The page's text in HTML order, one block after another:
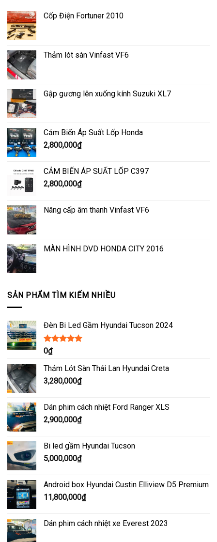
Cốp Điện Fortuner 2010
Thảm lót sàn Vinfast VF6
Gập gương lên xuống kính Suzuki XL7
Cảm Biến Áp Suất Lốp Honda
2,800,000₫
CẢM BIẾN ÁP SUẤT LỐP C397
2,800,000₫
Nâng cấp âm thanh Vinfast VF6
MÀN HÌNH DVD HONDA CITY 2016
SẢN PHẨM TÌM KIẾM NHIỀU
Đèn Bi Led Gầm Hyundai Tucson 2024
Được xếp
hạng
sao
0₫
Thảm Lót Sàn Thái Lan Hyundai Creta
3,280,000₫
Dán phim cách nhiệt Ford Ranger XLS
2,900,000₫
Bi led gầm Hyundai Tucson
5,000,000₫
Android box Hyundai Custin Elliview D5 Premium
11,800,000₫
Dán phim cách nhiệt xe Everest 2023